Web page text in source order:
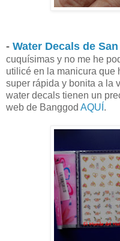
- Water Decals de
cuquísimas y no me he
utilicé en la manicura que
super rápida y bonita a la
water decals tienen un
web de Banggod AQUÍ .